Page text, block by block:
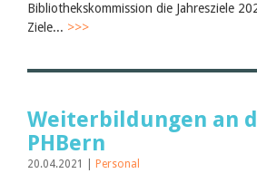
Bibliothekskommission die Jahresziele
Ziele... >>>
Weiterbildungen an
PHBern
20.04.2021 | Personal